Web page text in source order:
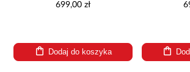
699,00 zł
Dodaj do koszyka